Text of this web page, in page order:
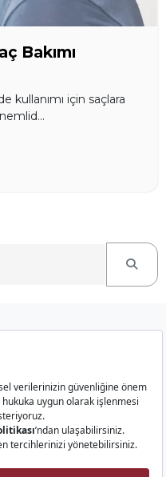
Bakımı
kullanımı için saçlara